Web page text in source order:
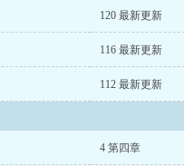
120 最新更新
116 最新更新
112 最新更新
4 第四章